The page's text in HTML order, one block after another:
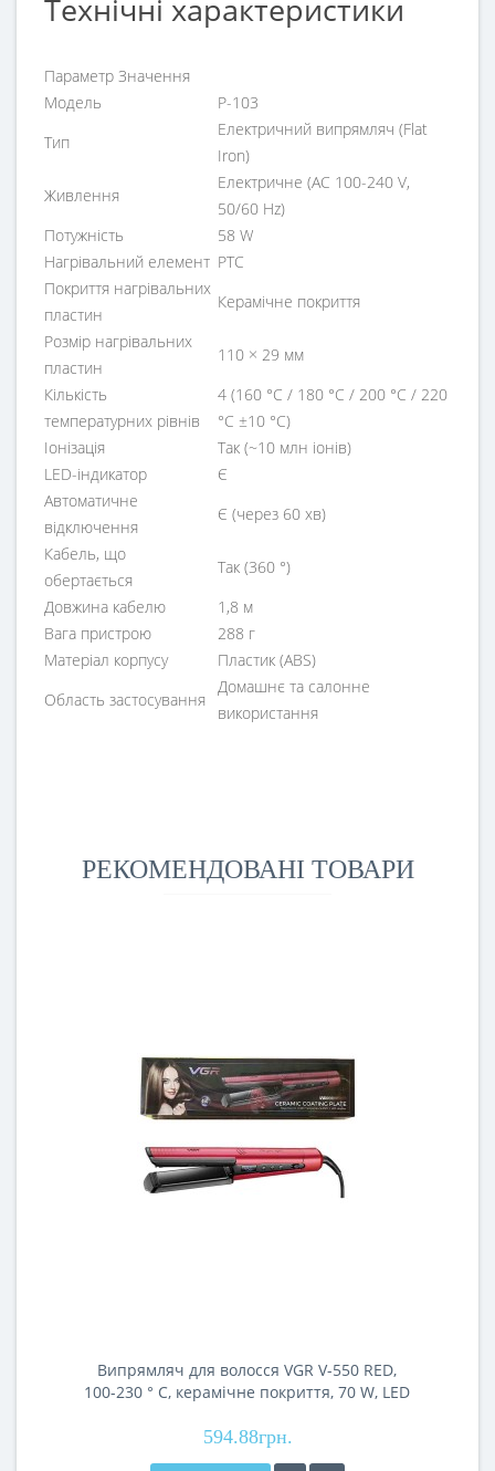
Технічні характеристики
Параметр Значення
Модель
P-103
Тип
Електричний випрямляч (Flat
Iron)
Живлення
Електричне (AC 100-240 V,
50/60 Hz)
Потужність
58 W
Нагрівальний елемент PTC
Покриття нагрівальних
пластин
Керамічне покриття
Розмір нагрівальних
пластин
110 × 29 мм
Кількість
температурних рівнів
4 (160 °C / 180 °C / 200 °C / 220
°C ±10 °C)
Іонізація
Так (~10 млн іонів)
LED-індикатор
Є
Автоматичне
відключення
Є (через 60 хв)
Кабель, що
обертається
Так (360 °)
Довжина кабелю
1,8 м
Вага пристрою
288 г
Матеріал корпусу
Пластик (ABS)
Область застосування
Домашнє та салонне
використання
РЕКОМЕНДОВАНІ ТОВАРИ
Випрямляч для волосся VGR V-550 RED,
100-230 ° C, керамічне покриття, 70 W, LED
594.88грн.